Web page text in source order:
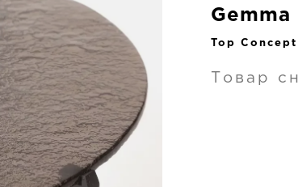
Gemma
Top Concept
Товар